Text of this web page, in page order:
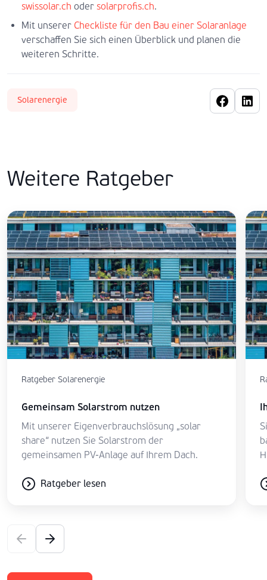
swissolar.ch oder solarprofis.ch.
Mit unserer Checkliste für den Bau einer Solaranlage
verschaffen Sie sich einen Überblick und planen die
weiteren Schritte.
Solarenergie
Weitere Ratgeber
Ratgeber Solarenergie
Gemeinsam Solarstrom nutzen
Mit unserer Eigenverbrauchslösung „solar
share“ nutzen Sie Solarstrom der
gemeinsamen PV-Anlage auf Ihrem Dach.
Ratgeber lesen